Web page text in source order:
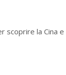
scoprire la Cina